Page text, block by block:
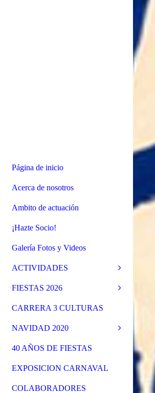
Página de inicio
Acerca de nosotros
Ambito de actuación
¡Hazte Socio!
Galería Fotos y Videos
ACTIVIDADES
FIESTAS 2026
CARRERA 3 CULTURAS
NAVIDAD 2020
40 AÑOS DE FIESTAS
EXPOSICION CARNAVAL
COLABORADORES